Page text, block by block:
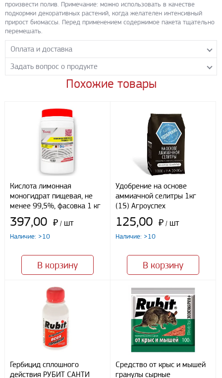
произвести полив. Примечание: можно использовать в качестве
подкормки декоративных растений, когда желателен интенсивный
прирост биомассы. Перед применением содержимое пакета тщательно
перемешать.
Оплата и доставка
Самовывоз с нашего склада
Понедельник-пятница с 8.00-17.00 без перерыва
Доставка собственным транспортом компании ООО «УЛИСС»
По согласованию с клиентом.
Регионы доставки:
Северо-Кавказский федеральный округ
Южный федеральный округ
Наличными
При получении груза
Безналичный расчет
Задать вопрос о продукте
Задайте нашим менеджерам вопрос о данном продукте.
персональных данных, в соответствии с федеральным законом от
27.07.2006 N152 ФЗ «О персональных данных», на условиях
целей, определенныхПолитикой конфиденциальности
Отправить
Похожие товары
Кислота лимонная
моногидрат пищевая, не
менее 99,5%, фасовка 1 кг
397,00 ₽ / шт
Наличие: >10
В корзину
Удобрение на основе
аммиачной селитры 1кг
(15) Агроуспех
125,00 ₽ / шт
Наличие: >10
В корзину
Гербицид сплошного
действия РУБИТ САНТИ
Средство от крыс и мышей
гранулы сырные